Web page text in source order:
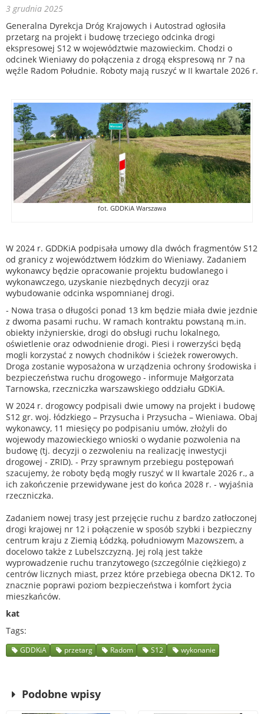
3 grudnia 2025
Generalna Dyrekcja Dróg Krajowych i Autostrad ogłosiła
przetarg na projekt i budowę trzeciego odcinka drogi
ekspresowej S12 w województwie mazowieckim. Chodzi o
odcinek Wieniawy do połączenia z drogą ekspresową nr 7 na
węźle Radom Południe. Roboty mają ruszyć w II kwartale 2026 r.
fot. GDDKiA Warszawa
W 2024 r. GDDKiA podpisała umowy dla dwóch fragmentów S12
od granicy z województwem łódzkim do Wieniawy. Zadaniem
wykonawcy będzie opracowanie projektu budowlanego i
wykonawczego, uzyskanie niezbędnych decyzji oraz
wybudowanie odcinka wspomnianej drogi.
- Nowa trasa o długości ponad 13 km będzie miała dwie jezdnie
z dwoma pasami ruchu. W ramach kontraktu powstaną m.in.
obiekty inżynierskie, drogi do obsługi ruchu lokalnego,
oświetlenie oraz odwodnienie drogi. Piesi i rowerzyści będą
mogli korzystać z nowych chodników i ścieżek rowerowych.
Droga zostanie wyposażona w urządzenia ochrony środowiska i
bezpieczeństwa ruchu drogowego - informuje Małgorzata
Tarnowska, rzeczniczka warszawskiego oddziału GDKiA.
W 2024 r. drogowcy podpisali dwie umowy na projekt i budowę
S12 gr. woj. łódzkiego – Przysucha i Przysucha – Wieniawa. Obaj
wykonawcy, 11 miesięcy po podpisaniu umów, złożyli do
wojewody mazowieckiego wnioski o wydanie pozwolenia na
budowę (tj. decyzji o zezwoleniu na realizację inwestycji
drogowej - ZRID). - Przy sprawnym przebiegu postępowań
szacujemy, że roboty będą mogły ruszyć w II kwartale 2026 r., a
ich zakończenie przewidywane jest do końca 2028 r. - wyjaśnia
rzeczniczka.
Zadaniem nowej trasy jest przejęcie ruchu z bardzo zatłoczonej
drogi krajowej nr 12 i połączenie w sposób szybki i bezpieczny
centrum kraju z Ziemią Łódzką, południowym Mazowszem, a
docelowo także z Lubelszczyzną. Jej rolą jest także
wyprowadzenie ruchu tranzytowego (szczególnie ciężkiego) z
centrów licznych miast, przez które przebiega obecna DK12. To
znacznie poprawi poziom bezpieczeństwa i komfort życia
mieszkańców.
kat
Tags
GDDKiA przetarg Radom S12 wykonanie
Podobne wpisy